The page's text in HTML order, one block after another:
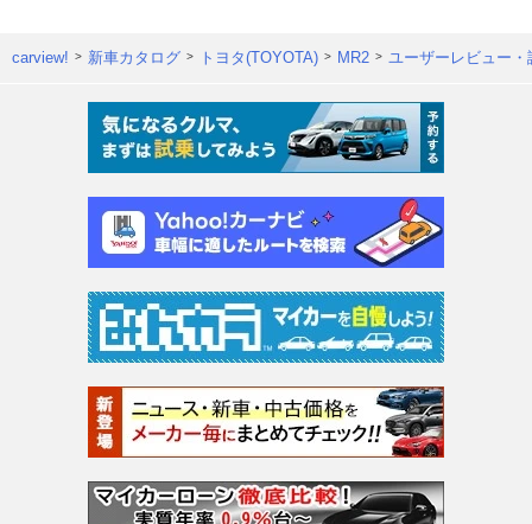
carview! 新車カタログ トヨタ(TOYOTA) MR2 ユーザーレビュー・